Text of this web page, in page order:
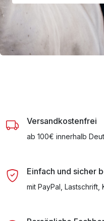
Versandkostenfrei
ab 100€ innerhalb
Einfach und sicher
mit PayPal,